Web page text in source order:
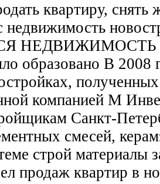
квартиру, снять
недвижимость
образовано В 2008
компанией М
Санкт-
смесей,
строй материалы
продаж квартир в